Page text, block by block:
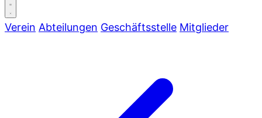
Verein Abteilungen Geschäftsstelle Mitglieder